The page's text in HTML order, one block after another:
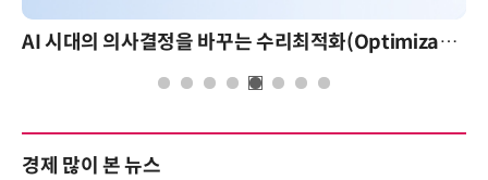
AI 시대의 의사결정을 바꾸는 수리최적화(Optimization): 실제 산업 적용 사례와 활용 전략
경제 많이 본 뉴스